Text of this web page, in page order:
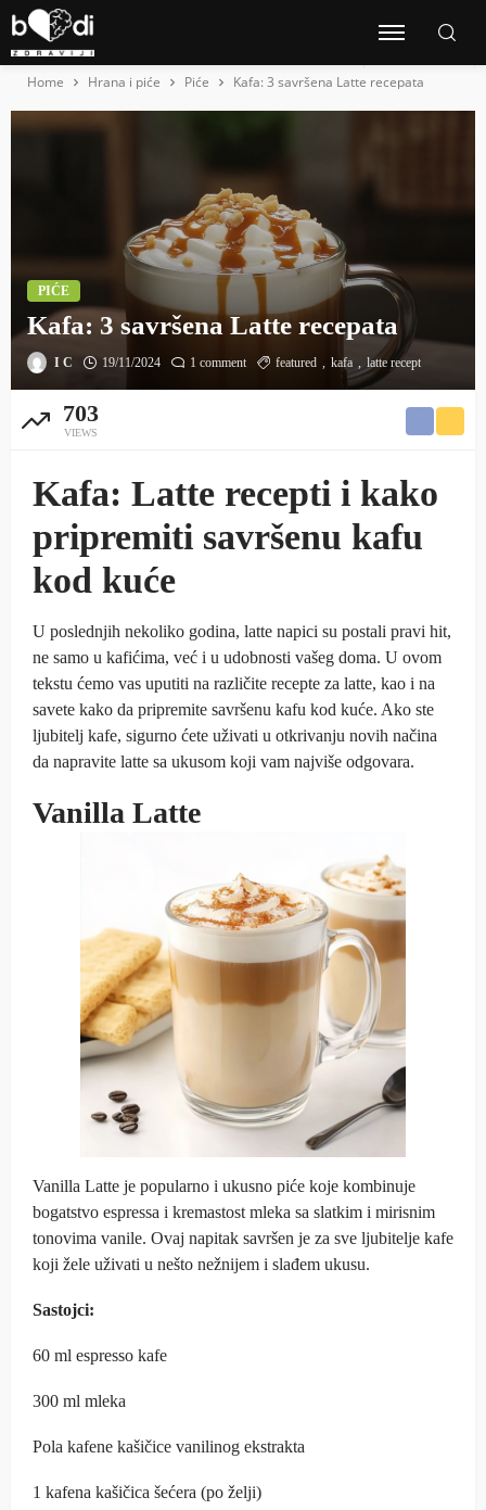
Home Hrana i piće Piće Kafa: 3 savršena Latte recepata
PIĆE
Kafa: 3 savršena Latte recepata
I C 19/11/2024 1 comment featured kafa latte recept
703
VIEWS
Kafa: Latte recepti i kako
pripremiti savršenu kafu
kod kuće
U poslednjih nekoliko godina, latte napici su postali pravi hit,
ne samo u kafićima, već i u udobnosti vašeg doma. U ovom
tekstu ćemo vas uputiti na različite recepte za latte, kao i na
savete kako da pripremite savršenu kafu kod kuće. Ako ste
ljubitelj kafe, sigurno ćete uživati u otkrivanju novih načina
da napravite latte sa ukusom koji vam najviše odgovara.
Vanilla Latte
Vanilla Latte je popularno i ukusno piće koje kombinuje
bogatstvo espressa i kremastost mleka sa slatkim i mirisnim
tonovima vanile. Ovaj napitak savršen je za sve ljubitelje kafe
koji žele uživati u nešto nežnijem i slađem ukusu.
Sastojci:
60 ml espresso kafe
300 ml mleka
Pola kafene kašičice vanilinog ekstrakta
1 kafena kašičica šećera (po želji)